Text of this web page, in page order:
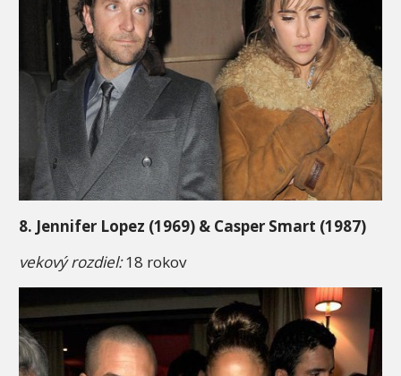
8. Jennifer Lopez (1969) & Casper Smart (1987)
vekový rozdiel:18 rokov